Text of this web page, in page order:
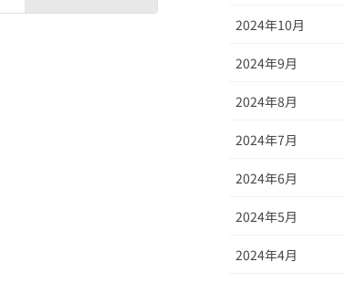
2024年10月
2024年9月
2024年8月
2024年7月
2024年6月
2024年5月
2024年4月